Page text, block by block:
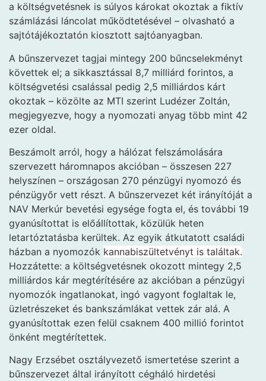
a költségvetésnek is súlyos károkat okoztak a fiktív
számlázási láncolat működtetésével – olvasható a
sajtótájékoztatón kiosztott sajtóanyagban.
A bűnszervezet tagjai mintegy 200 bűncselekményt
követtek el; a sikkasztással 8,7 milliárd forintos, a
költségvetési csalással pedig 2,5 milliárdos kárt
okoztak – közölte az MTI szerint Ludézer Zoltán,
megjegyezve, hogy a nyomozati anyag több mint 42
ezer oldal.
Beszámolt arról, hogy a hálózat felszámolására
szervezett háromnapos akcióban – összesen 227
helyszínen – országosan 270 pénzügyi nyomozó és
pénzügyőr vett részt. A bűnszervezet két irányítóját a
NAV Merkúr bevetési egysége fogta el, és további 19
gyanúsítottat is előállítottak, közülük heten
letartóztatásba kerültek. Az egyik átkutatott családi
házban a nyomozók kannabiszültetvényt is találtak.
Hozzátette: a költségvetésnek okozott mintegy 2,5
milliárdos kár megtérítésére az akcióban a pénzügyi
nyomozók ingatlanokat, ingó vagyont foglaltak le,
üzletrészeket és bankszámlákat vettek zár alá. A
gyanúsítottak ezen felül csaknem 400 millió forintot
önként megtérítettek.
Nagy Erzsébet osztályvezető ismertetése szerint a
bűnszervezet által irányított cégháló hirdetési